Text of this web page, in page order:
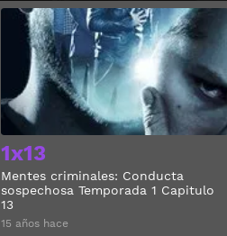
1x13
Mentes criminales: Conducta
sospechosa Temporada 1 Capitulo
13
15 años hace